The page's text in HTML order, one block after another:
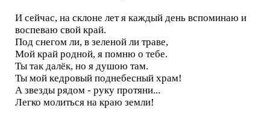
И сейчас, на склоне лет я каждый день вспоминаю и
воспеваю свой край.
Под снегом ли, в зеленой ли траве,
Мой край родной, я помню о тебе.
Ты так далёк, но я душою там.
Ты мой кедровый поднебесный храм!
А звезды рядом - руку протяни...
Легко молиться на краю земли!